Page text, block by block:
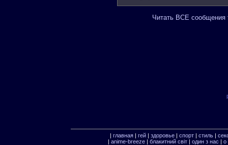
Читать ВСЕ сообщения
| главная| гей| здоровье| спорт| стиль|
| anime-breeze| блакитний свiт| один з нас | о